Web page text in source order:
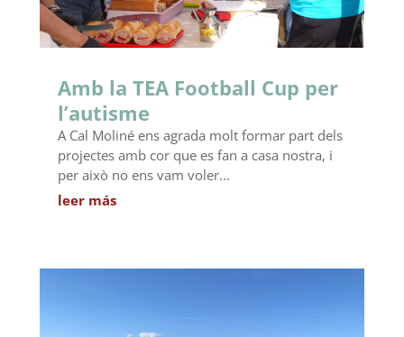
Amb la TEA Football Cup per
l’autisme
A Cal Moliné ens agrada molt formar part dels
projectes amb cor que es fan a casa nostra, i
per això no ens vam voler...
leer más